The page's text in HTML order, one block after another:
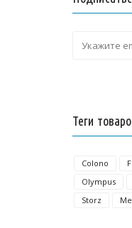
Теги
Colono
Olympus
Storz